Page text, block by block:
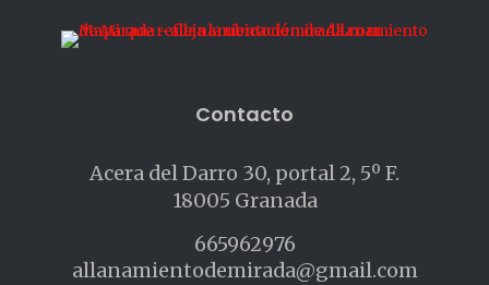
Contacto
Acera del Darro 30, portal 2, 5º F.
18005 Granada
665962976
allanamientodemirada@gmail.com